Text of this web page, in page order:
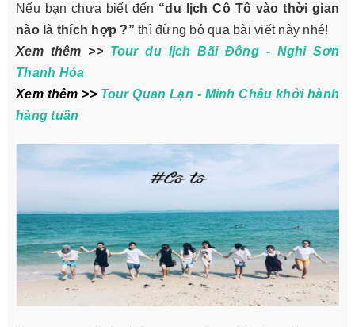
Nếu bạn chưa biết đến “du lịch Cô Tô vào thời gian
nào là thích hợp ?” thì đừng bỏ qua bài viết này nhé!
Xem thêm >> Tour du lịch Bãi Đông - Nghi Sơn
Thanh Hóa
Xem thêm >> Tour Quan Lạn - Minh Châu khởi hành
hàng tuần